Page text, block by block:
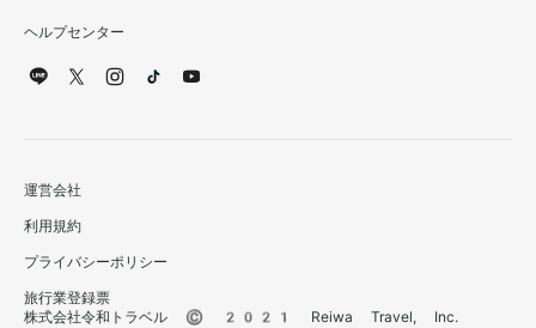
ヘルプセンター
運営会社
利用規約
プライバシーポリシー
旅行業登録票
株式会社令和トラベル © 2021 Reiwa Travel, Inc.